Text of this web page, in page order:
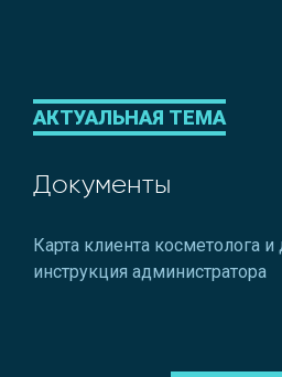
АКТУАЛЬНАЯ ТЕМА
Документы
Карта клиента косметолога
инструкция администратора